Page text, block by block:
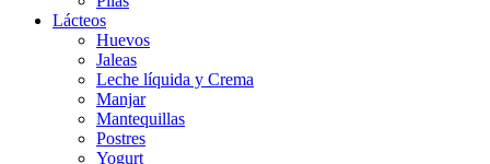
Lácteos
Huevos
Jaleas
Leche líquida y Crema
Manjar
Mantequillas
Postres
Yogurt